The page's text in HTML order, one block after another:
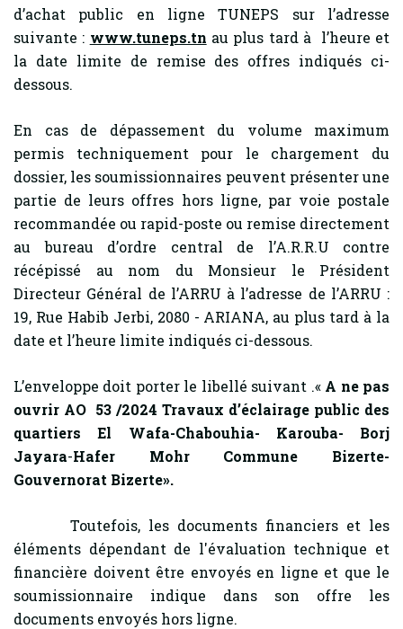
d’achat public en ligne TUNEPS sur l’adresse
suivante : www.tuneps.tn au plus tard à l’heure et
la date limite de remise des offres indiqués ci-
dessous.
En cas de dépassement du volume maximum
permis techniquement pour le chargement du
dossier, les soumissionnaires peuvent présenter une
partie de leurs offres hors ligne, par voie postale
recommandée ou rapid-poste ou remise directement
au bureau d’ordre central de l’A.R.R.U contre
récépissé au nom du Monsieur le Président
Directeur Général de l’ARRU à l’adresse de l’ARRU :
19, Rue Habib Jerbi, 2080 - ARIANA, au plus tard à la
date et l’heure limite indiqués ci-dessous.
L’enveloppe doit porter le libellé suivant .« A ne pas
ouvrir AO 53 /2024 Travaux d’éclairage public des
quartiersEl Wafa-Chabouhia- Karouba- Borj
Jayara-Hafer Mohr
Commune Bizerte-
Gouvernorat Bizerte».
Toutefois, les documents financiers et les
éléments dépendant de l'évaluation technique et
financière doivent être envoyés en ligne et que le
soumissionnaire indique dans son offre les
documents envoyés hors ligne.